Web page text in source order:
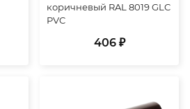
коричневый RAL 8019 GLC
PVC
406 ₽